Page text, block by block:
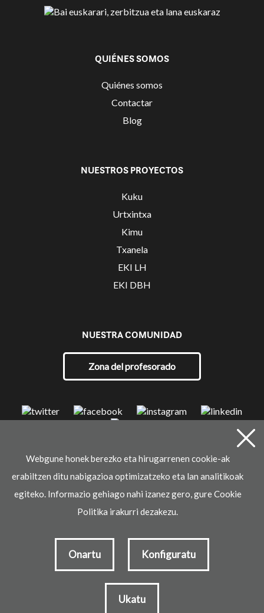
Inscribirse
QUIÉNES SOMOS
Quiénes somos
Contactar
Blog
NUESTROS PROYECTOS
Kuku
Urtxintxa
Kimu
Txanela
EKI LH
EKI DBH
NUESTRA COMUNIDAD
Zona del profesorado
Desarrollado por
Webgune honek berezko eta hirugarrenen cookie-ak
erabiltzen ditu nabigazioa optimizatzeko eta lan analitikoak
egiteko. Informazio gehiago nahi izanez gero, gure Cookie
Politika irakurri dezakezu.
Onartu Konfiguratu
Ukatu